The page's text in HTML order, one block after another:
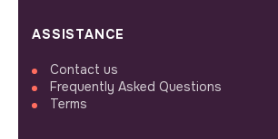
ASSISTANCE
Contact us
Frequently Asked Questions
Terms